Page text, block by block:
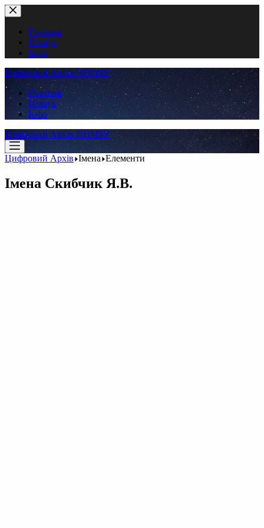
Перейти
до
вмістуГоловна
Пошук
Інфо
Цифровий Архів ННМБУ
Головна
Пошук
Інфо
Цифровий Архів ННМБУ
Цифровий Архів Імена Елементи
Імена Скибчик Я.В.